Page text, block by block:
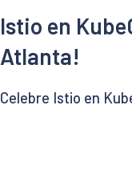
Istio en
Atlanta!
Celebre Istio en